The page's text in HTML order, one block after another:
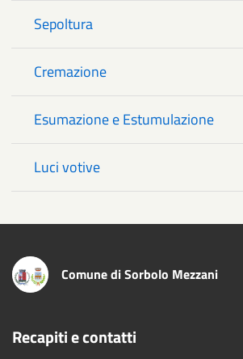
Sepoltura
Cremazione
Esumazione e Estumulazione
Luci votive
Comune di Sorbolo Mezzani
Recapiti e contatti